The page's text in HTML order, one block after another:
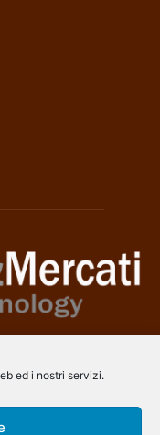
ed i nostri servizi.
prodotti, mercati e